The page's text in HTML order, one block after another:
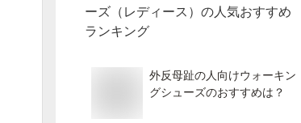
ーズ（レディース） の人気おすすめ
ランキング
外反母趾の人向けウォーキン
グシューズのおすすめは？